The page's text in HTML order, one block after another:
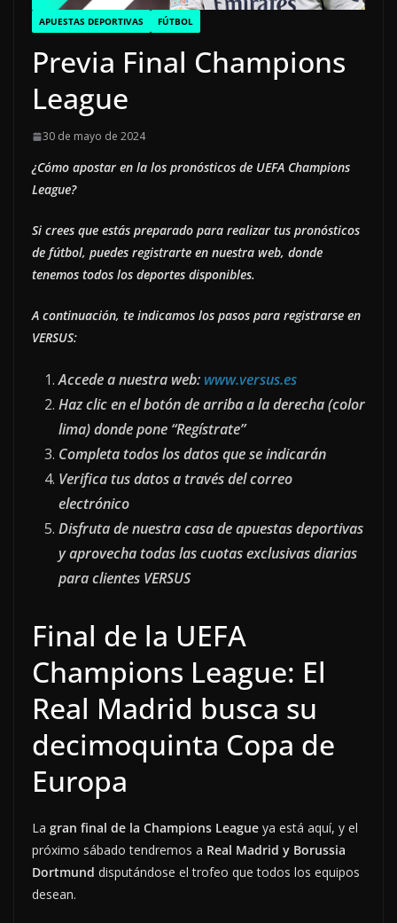
APUESTAS DEPORTIVAS FÚTBOL
Previa Final Champions
League
30 de mayo de 2024
¿Cómo apostar en la los pronósticos de UEFA Champions
League?
Si crees que estás preparado para realizar tus pronósticos
de fútbol, puedes registrarte en nuestra web, donde
tenemos todos los deportes disponibles.
A continuación, te indicamos los pasos para registrarse en
VERSUS:
Accede a nuestra web: www.versus.es
Haz clic en el botón de arriba a la derecha (color
lima) donde pone “Regístrate”
Completa todos los datos que se indicarán
Verifica tus datos a través del correo
electrónico
Disfruta de nuestra casa de apuestas deportivas
y aprovecha todas las cuotas exclusivas diarias
para clientes VERSUS
Final de la UEFA
Champions League: El
Real Madrid busca su
decimoquinta Copa de
Europa
La gran final de la Champions League ya está aquí, y el
próximo sábado tendremos a Real Madrid y Borussia
Dortmund disputándose el trofeo que todos los equipos
desean.